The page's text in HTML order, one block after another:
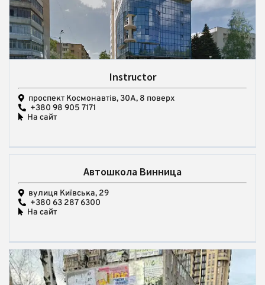
Instructor
проспект Космонавтів, 30А, 8 поверх
+380 98 905 7171
На сайт
Автошкола Винница
вулиця Київська, 29
+380 63 287 6300
На сайт